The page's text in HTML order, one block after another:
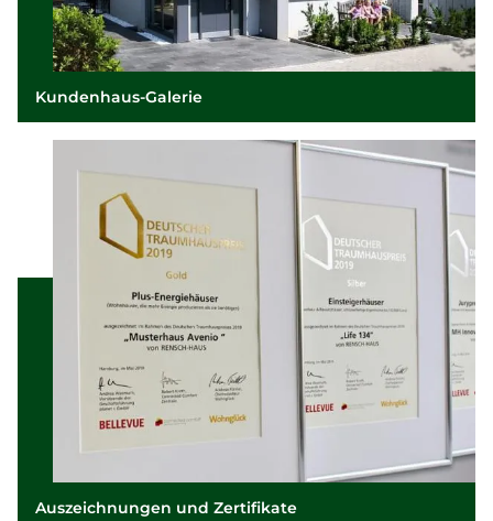
Kundenhaus-Galerie
Auszeichnungen und Zertifikate